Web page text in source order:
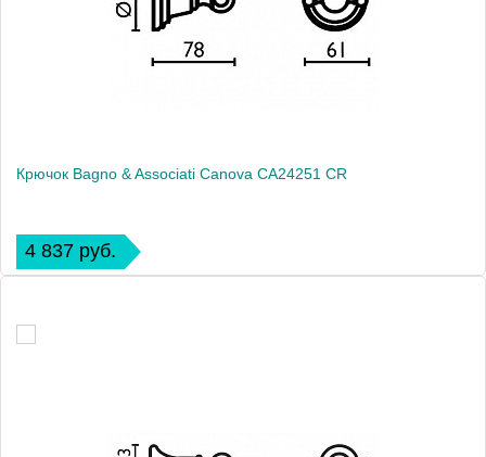
Крючок Bagno & Associati Canova CA24251 CR
4 837 руб.